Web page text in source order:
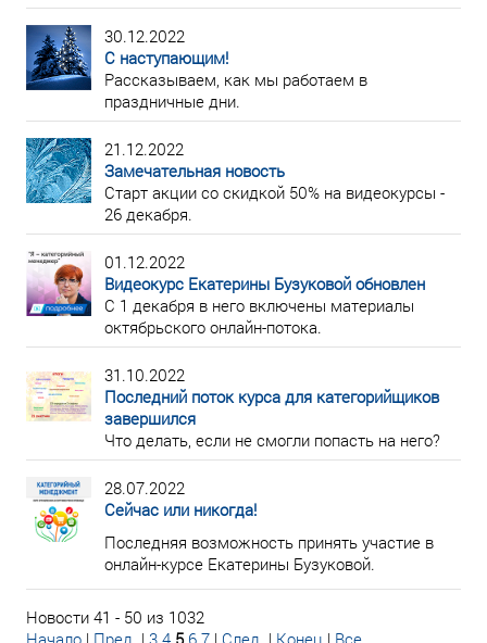
30.12.2022
С наступающим!
Рассказываем, как мы работаем в
праздничные дни.
21.12.2022
Замечательная новость
Старт акции со скидкой 50% на видеокурсы -
26 декабря.
01.12.2022
Видеокурс Екатерины Бузуковой обновлен
С 1 декабря в него включены материалы
октябрьского онлайн-потока.
31.10.2022
Последний поток курса для категорийщиков
завершился
Что делать, если не смогли попасть на него?
28.07.2022
Сейчас или никогда!
Последняя возможность принять участие в
онлайн-курсе Екатерины Бузуковой.
Новости 41 - 50 из 1032
Начало | Пред. | 3 4 5 6 7 | След. | Конец | Все